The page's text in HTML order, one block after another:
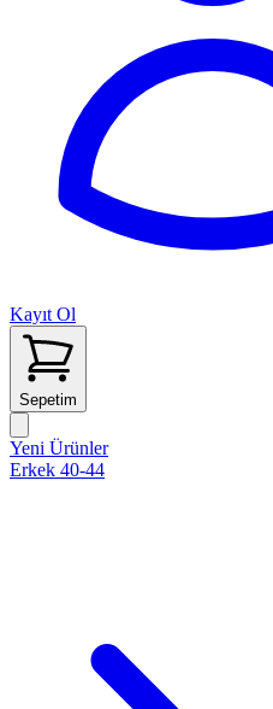
Kayıt Ol
Sepetim
Yeni Ürünler
Erkek 40-44